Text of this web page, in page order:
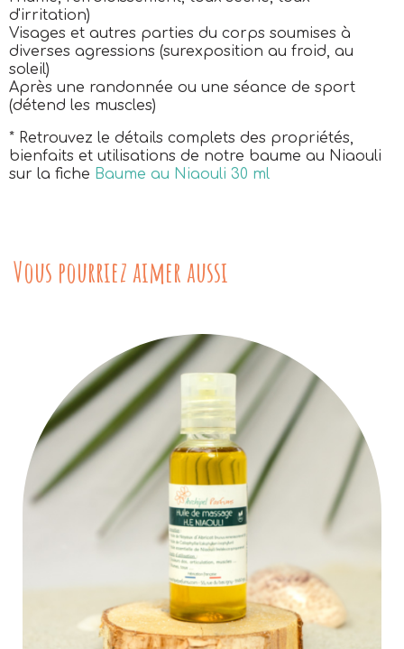
d'irritation)
Visages et autres parties du corps soumises à
diverses agressions (surexposition au froid, au
soleil)
Après une randonnée ou une séance de sport
(détend les muscles)
* Retrouvez le détails complets des propriétés,
bienfaits et utilisations de notre baume au Niaouli
sur la fiche Baume au Niaouli 30 ml
Vous pourriez aimer aussi